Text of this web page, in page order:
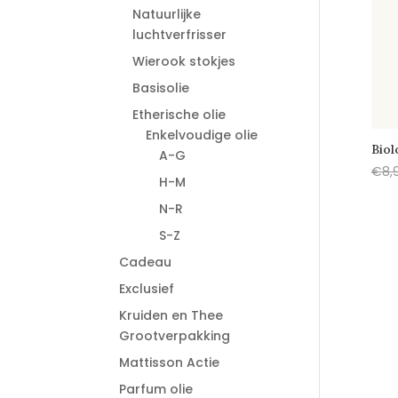
€
Natuurlijke
luchtverfrisser
Wierook stokjes
Basisolie
Etherische olie
Enkelvoudige olie
A-G
H-M
N-R
S-Z
Cadeau
Exclusief
Kruiden en Thee
Grootverpakking
Mattisson Actie
Parfum olie